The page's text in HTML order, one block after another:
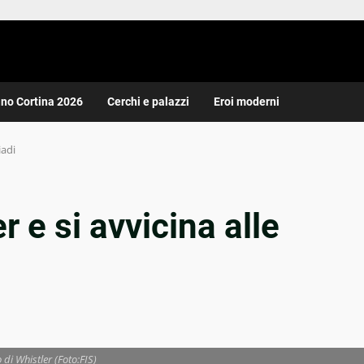
Cortina 2026 Cerchi e palazzi Eroi moderni
e si avvicina alle
Whistler (Foto:FIS)